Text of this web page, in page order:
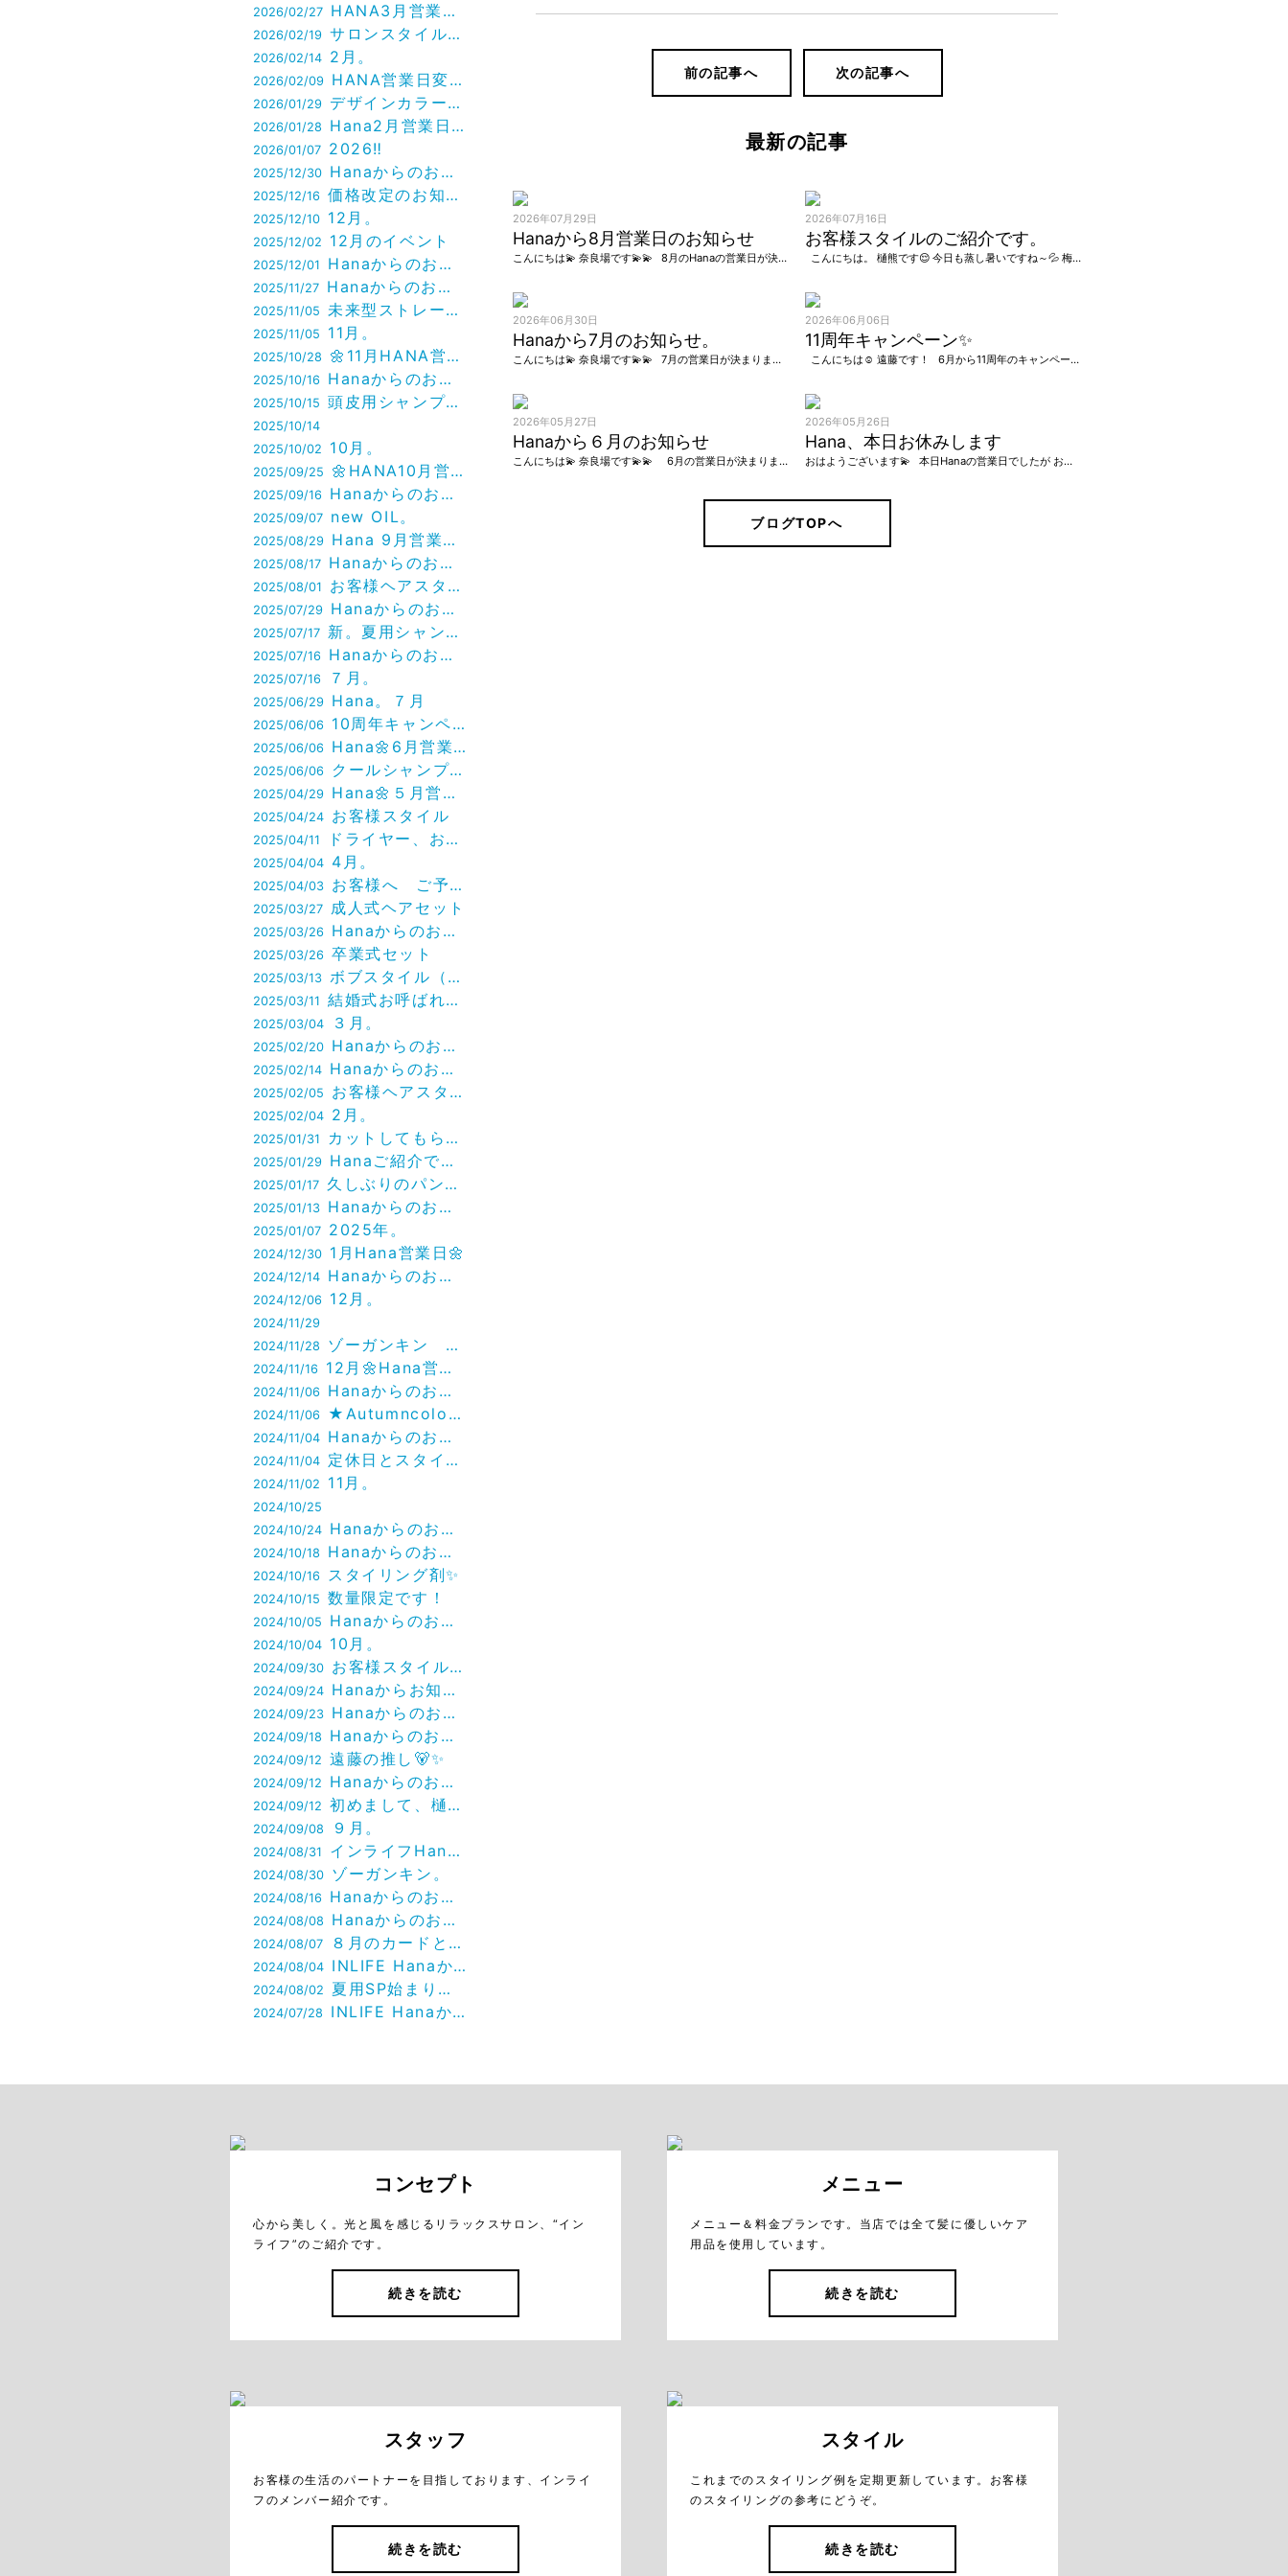
2026/02/27 HANA3月営業日🌼
2026/02/19 サロンスタイルのご紹介です
2026/02/14 2月。
2026/02/09 HANA営業日変更のお知らせ🌼
2026/01/29 デザインカラーのご紹介です
2026/01/28 Hana2月営業日🌼
2026/01/07 2026‼︎
2025/12/30 Hanaからのお知らせ
2025/12/16 価格改定のお知らせ
2025/12/10 12月。
2025/12/02 12月のイベント
2025/12/01 Hanaからのお知らせ
2025/11/27 Hanaからのお知らせ。
2025/11/05 未来型ストレートアイロン入荷。
2025/11/05 11月。
2025/10/28 🌼11月HANA営業日🌼
2025/10/16 Hanaからのお知らせ。
2025/10/15 頭皮用シャンプーブラシのご紹介
2025/10/14
2025/10/02
10月。
2025/09/25 🌼HANA10月営業日🌼
2025/09/16 Hanaからのお知らせ。
2025/09/07 new OIL。
2025/08/29 Hana 9月営業日のお知らせ。
2025/08/17 Hanaからのお知らせ。
2025/08/01 お客様ヘアスタイル
2025/07/29 Hanaからのお知らせ
2025/07/17 新。夏用シャンプー。
2025/07/16 Hanaからのお知らせ。
2025/07/16 ７月。
2025/06/29 Hana。７月
2025/06/06 10周年キャンペーン🌈✨
2025/06/06 Hana🌼6月営業日
2025/06/06 クールシャンプーのご紹介です！
2025/04/29 Hana🌼５月営業日
2025/04/24 お客様スタイル
2025/04/11 ドライヤー、お得です！
2025/04/04 4月。
2025/04/03 お客様へ ご予約方法に関してのお願い
2025/03/27 成人式ヘアセット
2025/03/26 Hanaからのお知らせ。
2025/03/26 卒業式セット
2025/03/13 ボブスタイル（お客様ヘアスタイル）
2025/03/11 結婚式お呼ばれヘアセット&着付け
2025/03/04 ３月。
2025/02/20 Hanaからのお知らせ
2025/02/14 Hanaからのお知らせ。
2025/02/05 お客様ヘアスタイルのご紹介です！
2025/02/04 2月。
2025/01/31 カットしてもらいました💇
2025/01/29 Hanaご紹介で✨50%オフ
2025/01/17 久しぶりのパン作り
2025/01/13 Hanaからのお知らせ
2025/01/07 2025年。
2024/12/30 1月Hana営業日🌼
2024/12/14 Hanaからのお知らせ。
2024/12/06 12月。
2024/11/29
2024/11/28
ゾーガンキン オーヴォ
2024/11/16 12月🌼Hana営業日
2024/11/06 Hanaからのお知らせ
2024/11/06 ★Autumncolor★
2024/11/04 Hanaからのお知らせ
2024/11/04 定休日とスタイリスト出勤日
2024/11/02 11月。
2024/10/25
2024/10/24 Hanaからのお知らせ
2024/10/18 Hanaからのお知らせ。
2024/10/16 スタイリング剤✨
2024/10/15 数量限定です！
2024/10/05 Hanaからのお知らせ
2024/10/04 10月。
2024/09/30 お客様スタイル✂️
2024/09/24 Hanaからお知らせ✨
2024/09/23 Hanaからのお知らせ
2024/09/18 Hanaからのお知らせ。
2024/09/12 遠藤の推し🐻✨
2024/09/12 Hanaからのお知らせ。
2024/09/12 初めまして、樋熊です🙇
2024/09/08 ９月。
2024/08/31 インライフHanaからお知らせ
2024/08/30 ゾーガンキン。
2024/08/16 Hanaからのお知らせ。
2024/08/08 Hanaからのお知らせ。
2024/08/07 ８月のカードとHanaのインスタ。
2024/08/04 INLIFE Hanaからのお知らせ。
2024/08/02 夏用SP始まりました‼︎
2024/07/28 INLIFE Hanaからお知らせ。
前の記事へ 次の記事へ
最新の記事
2026年07月29日
Hanaから8月営業日のお知らせ
こんにちは💫 奈良場です💫💫 8月のHanaの営業日が決まりました。 カレンダーにてご確認をお願いします。 長い長い夏休みです🌻 中々お時間が取れない方も多いと思います。 リタッ […]
2026年07月16日
お客様スタイルのご紹介です。
こんにちは。 樋熊です😌 今日も蒸し暑いですね～💦 梅雨明けは来週ですかね、皆さん体調に気をつけて熱中症にならないようにしましょうね😌 最近はとにかく暑いから、短くしたい！軽めにしたい！という […]
2026年06月30日
Hanaから7月のお知らせ。
こんにちは💫 奈良場です💫💫 7月の営業日が決まりました カレンダーでご確認をお願いします！ 暑くなってきたので、ショートヘッドスパの組み合わせがおすすめです😊頭皮の汚れを落として頭皮ケアしていきましょう👌 […]
2026年06月06日
11周年キャンペーン✨
こんにちは☺️ 遠藤です！ 6月から11周年のキャンペーンが はじまっています✨！ 日頃来て頂いているお客様へ 感謝の気持ちを込めまして 技術料金10%オフとさせていただきます […]
2026年05月27日
Hanaから６月のお知らせ
こんにちは💫 奈良場です💫💫 6月の営業日が決まりました！ 6月は3日間と少なめですが、よろしくお願いします☺︎
2026年05月26日
Hana、本日お休みします
おはようございます💫 本日Hanaの営業日でしたが お問い合わせがありませんでしたので、 お休みとさせていただきます 6月の営業日も決まり次第お知らせします☺︎
ブログTOPへ
コンセプト
心から美しく。光と風を感じるリラックスサロン、“イン
ライフ”のご紹介です。
続きを読む
メニュー
メニュー＆料金プランです。当店では全て髪に優しいケア
用品を使用しています。
続きを読む
スタッフ
お客様の生活のパートナーを目指しております、インライ
フのメンバー紹介です。
続きを読む
スタイル
これまでのスタイリング例を定期更新しています。お客様
のスタイリングの参考にどうぞ。
続きを読む